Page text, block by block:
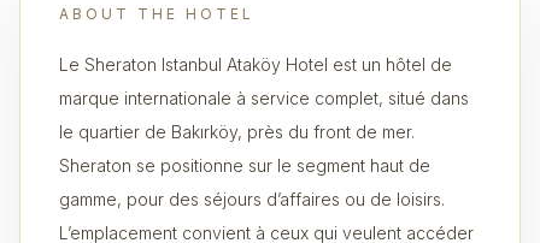
ABOUT THE HOTEL
Le Sheraton Istanbul Ataköy Hotel est un hôtel de
marque internationale à service complet, situé dans
le quartier de Bakırköy, près du front de mer.
Sheraton se positionne sur le segment haut de
gamme, pour des séjours d’affaires ou de loisirs.
L’emplacement convient à ceux qui veulent accéder